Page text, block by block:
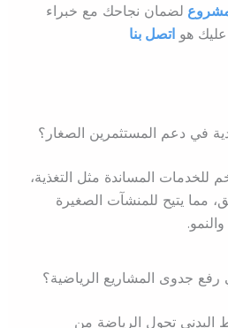
لضمان نجاحك مع خبراء
هو اتصل بنا
في دعم المستثمرين الصغار؟
المساندة مثل التغذية،
مما يتيح للمنشآت الصغيرة
جدوى المشاريع الرياضية؟
البدني تحول الرياضة من